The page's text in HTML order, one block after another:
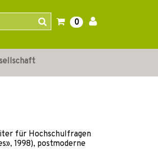
0
für Hochschulfragen
1998), postmoderne